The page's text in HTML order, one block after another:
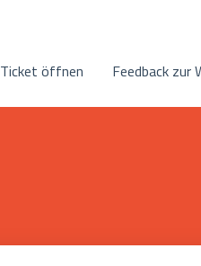
Ticket öffnen Feedback zur